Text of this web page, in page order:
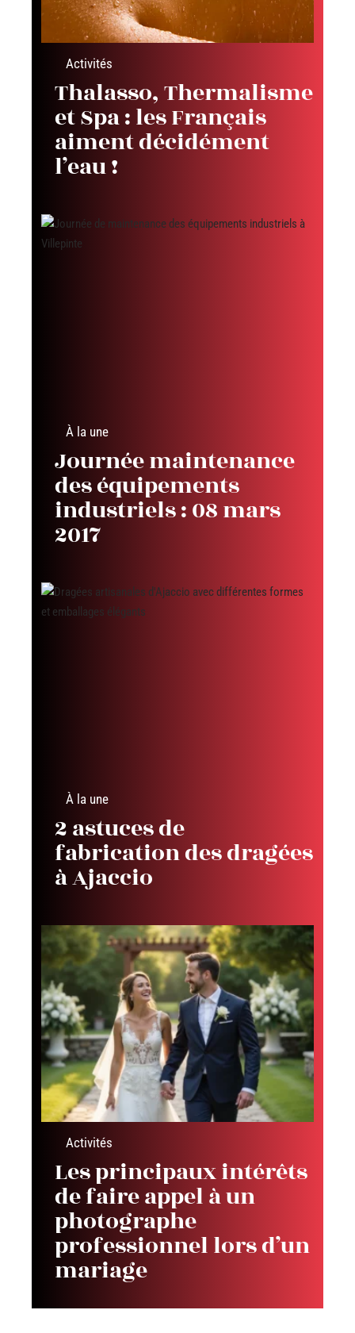
Activités
Thalasso, Thermalisme
et Spa : les Français
aiment décidément
l’eau !
À la une
Journée maintenance
des équipements
industriels : 08 mars
2017
À la une
2 astuces de
fabrication des dragées
à Ajaccio
Activités
Les principaux intérêts
de faire appel à un
photographe
professionnel lors d’un
mariage